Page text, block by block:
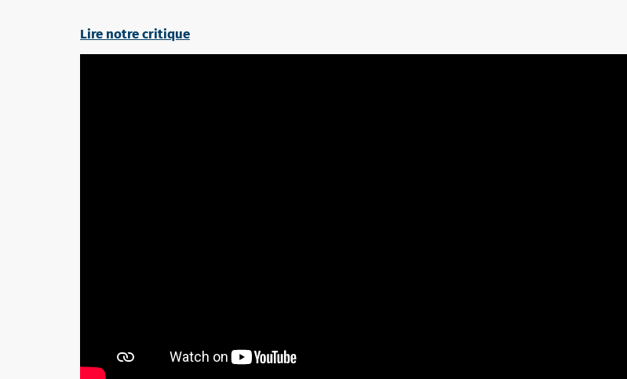
Lire notre critique